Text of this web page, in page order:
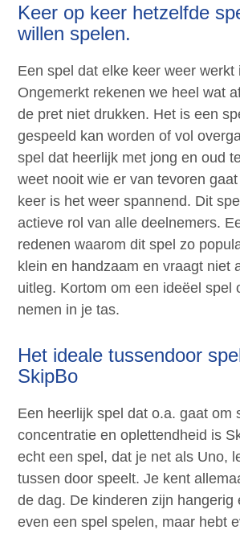
Keer op keer hetzelfde
willen spelen.
Een spel dat elke keer weer werkt
Ongemerkt rekenen we heel wat
de pret niet drukken. Het is een
gespeeld kan worden of vol
spel dat heerlijk met jong en oud
weet nooit wie er van tevoren
keer is het weer spannend. Dit
actieve rol van alle deelnemers.
redenen waarom dit spel zo
klein en handzaam en vraagt niet
uitleg. Kortom om een ideëel spel
nemen in je tas.
Het ideale tussendoor
SkipBo
Een heerlijk spel dat o.a. gaat om
concentratie en oplettendheid is
echt een spel, dat je net als Uno,
tussen door speelt. Je kent
de dag. De kinderen zijn hangerig
even een spel spelen, maar hebt